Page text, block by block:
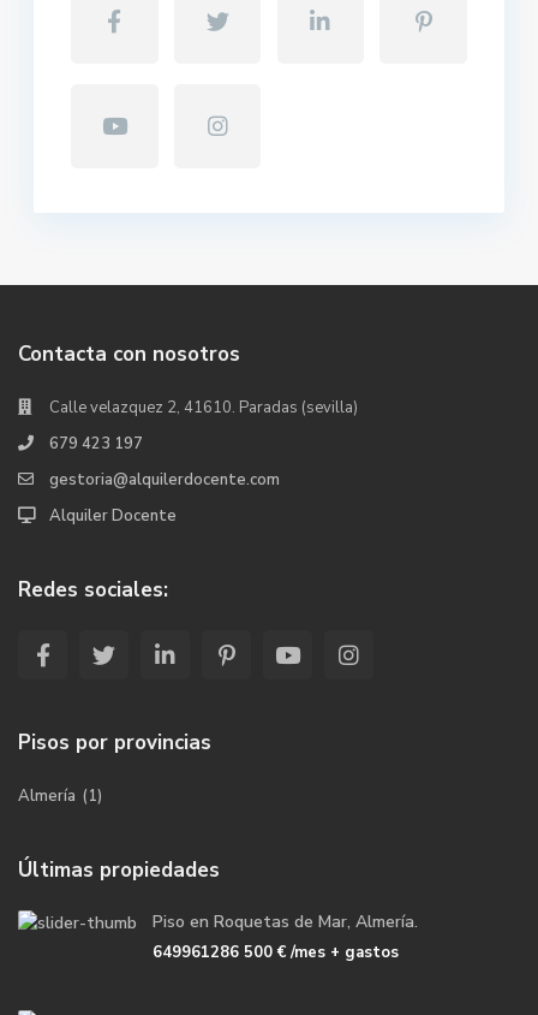
Contacta con nosotros
Calle velazquez 2, 41610. Paradas (sevilla)
679 423 197
gestoria@alquilerdocente.com
Alquiler Docente
Redes sociales:
Pisos por provincias
Almería (1)
Últimas propiedades
Piso en Roquetas de Mar, Almería.
649961286 500 €/mes + gastos